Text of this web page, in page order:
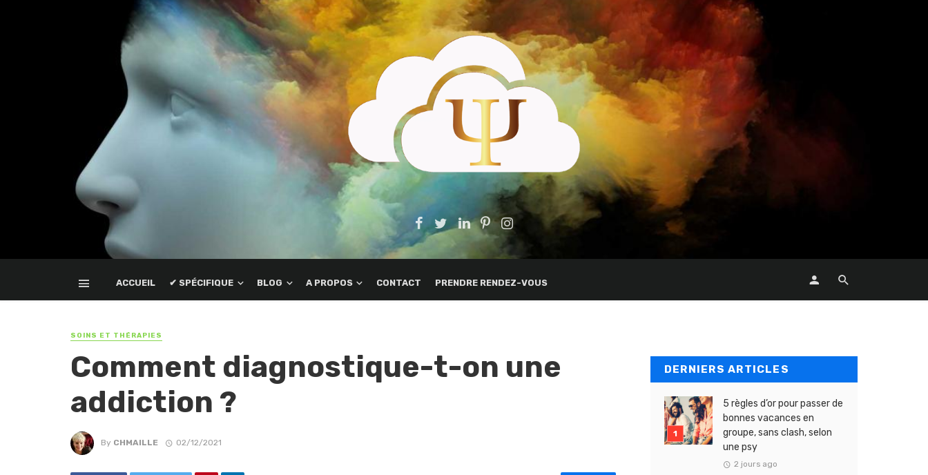
ACCUEIL ✔ SPÉCIFIQUE BLOG A PROPOS CONTACT PRENDRE RENDEZ-VOUS
SOINS ET THÉRAPIES
Comment diagnostique-t-on une
addiction ?
By CHMAILLE 02/12/2021
DERNIERS ARTICLES
5 règles d’or pour passer de
bonnes vacances en
groupe, sans clash, selon
une psy
2 jours ago